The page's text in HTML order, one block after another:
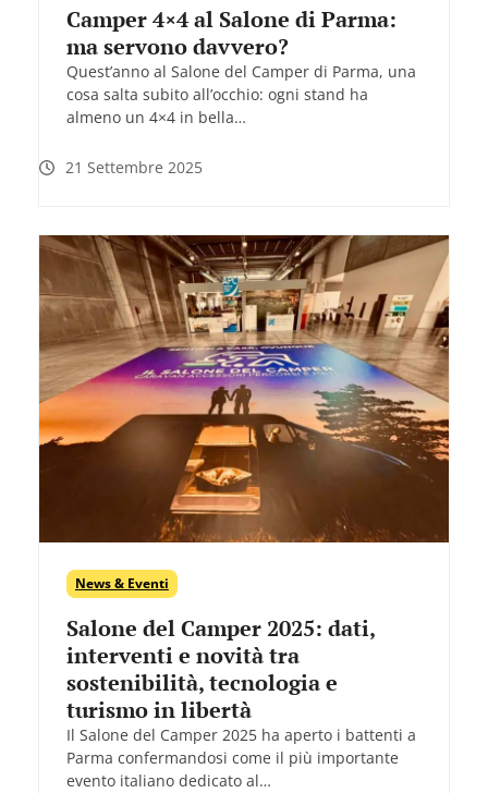
Camper 4×4 al Salone di Parma:
ma servono davvero?
Quest’anno al Salone del Camper di Parma, una
cosa salta subito all’occhio: ogni stand ha
almeno un 4×4 in bella…
21 Settembre 2025
News & Eventi
Salone del Camper 2025: dati,
interventi e novità tra
sostenibilità, tecnologia e
turismo in libertà
Il Salone del Camper 2025 ha aperto i battenti a
Parma confermandosi come il più importante
evento italiano dedicato al…